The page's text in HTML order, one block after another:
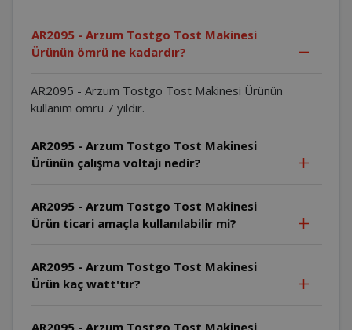
AR2095 - Arzum Tostgo Tost Makinesi
Ürünün ömrü ne kadardır?
AR2095 - Arzum Tostgo Tost Makinesi Ürünün
kullanım ömrü 7 yıldır.
AR2095 - Arzum Tostgo Tost Makinesi
Ürünün çalışma voltajı nedir?
AR2095 - Arzum Tostgo Tost Makinesi
Ürün ticari amaçla kullanılabilir mi?
AR2095 - Arzum Tostgo Tost Makinesi
Ürün kaç watt'tır?
AR2095 - Arzum Tostgo Tost Makinesi